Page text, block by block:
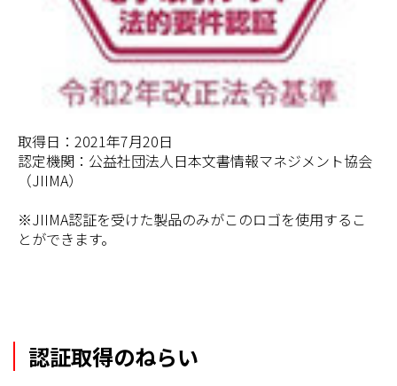
取得日：2021年7月20日
認定機関：公益社団法人日本文書情報マネジメント協会
（JIIMA）
※JIIMA認証を受けた製品のみがこのロゴを使用するこ
とができます。
認証取得のねらい